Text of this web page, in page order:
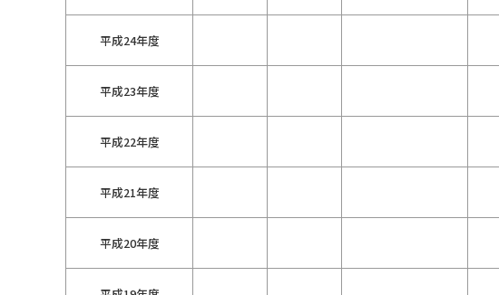
平成24年度
平成23年度
平成22年度
平成21年度
平成20年度